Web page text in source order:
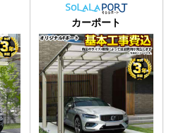
カーポート